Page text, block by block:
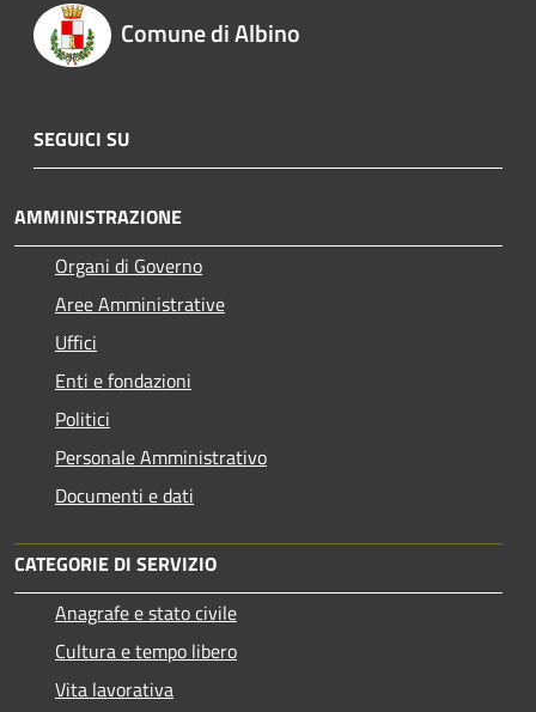
Comune di Albino
SEGUICI SU
AMMINISTRAZIONE
Organi di Governo
Aree Amministrative
Uffici
Enti e fondazioni
Politici
Personale Amministrativo
Documenti e dati
CATEGORIE DI SERVIZIO
Anagrafe e stato civile
Cultura e tempo libero
Vita lavorativa